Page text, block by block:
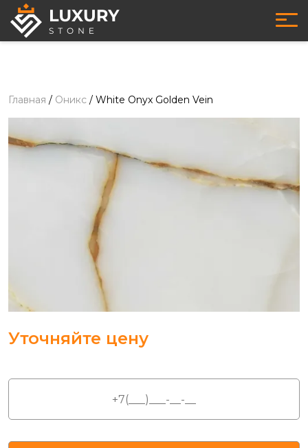
Главная / Оникс / White Onyx Golden Vein
Оникс
Уточняйте цену